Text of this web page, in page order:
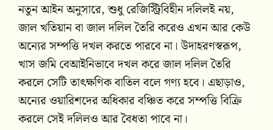
নতুন আইন অনুসারে, শুধু রেজিস্ট্রিবিহীন দলিলই নয়,
জাল খতিয়ান বা জাল দলিল তৈরি করেও এখন আর কেউ
অন্যের সম্পত্তি দখল করতে পারবে না। উদাহরণস্বরূপ,
খাস জমি বেআইনিভাবে দখল করে জাল দলিল তৈরি
করলে সেটি তাৎক্ষণিক বাতিল বলে গণ্য হবে। এছাড়াও,
অন্যের ওয়ারিশদের অধিকার বঞ্চিত করে সম্পত্তি বিক্রি
করলে সেই দলিলও আর বৈধতা পাবে না।